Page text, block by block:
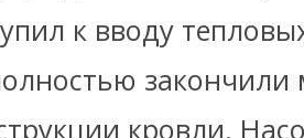
к вводу
кровли.